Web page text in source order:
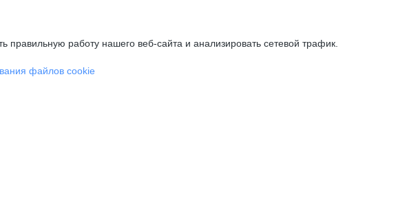
работу нашего веб-сайта и анализировать сетевой трафик.
файлов cookie